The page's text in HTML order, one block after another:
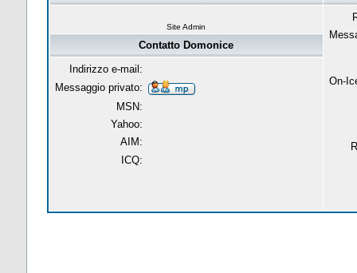
Site Admin
On-
Contatto Domonice
Indirizzo e-mail:
Messaggio privato:
MSN:
Yahoo:
AIM:
ICQ: